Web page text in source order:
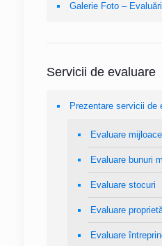
Galerie Foto – Evaluări
Servicii de evaluare
Prezentare servicii de
Evaluare
Evaluare bunuri
Evaluare stocuri
Evaluare
Evaluare